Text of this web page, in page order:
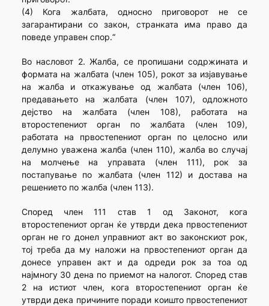
(4) Кога жалбата, односно приговорот не се
загарантирани со закон, странката има право да
поведе управен спор.“
Во насловот 2. Жалба, се пропишани содржината и
формата на жалбата (член 105), рокот за изјавување
на жалба и откажување од жалбата (член 106),
предавањето на жалбата (член 107), одложното
дејство на жалбата (член 108), работата на
второстепениот орган по жалбата (член 109),
работата на првостепениот орган по целосно или
делумно уважена жалба (член 110), жалба во случај
на молчење на управата (член 111), рок за
постапување по жалбата (член 112) и достава на
решението по жалба (член 113).
Според член 111 став 1 од Законот, кога
второстепениот орган ќе утврди дека првостепениот
орган не го донел управниот акт во законскиот рок,
тој треба да му наложи на првостепениот орган да
донесе управен акт и да одреди рок за тоа од
најмногу 30 дена по приемот на налогот. Според став
2 на истиот член, кога второстепениот орган ќе
утврди дека причините поради коишто првостепениот